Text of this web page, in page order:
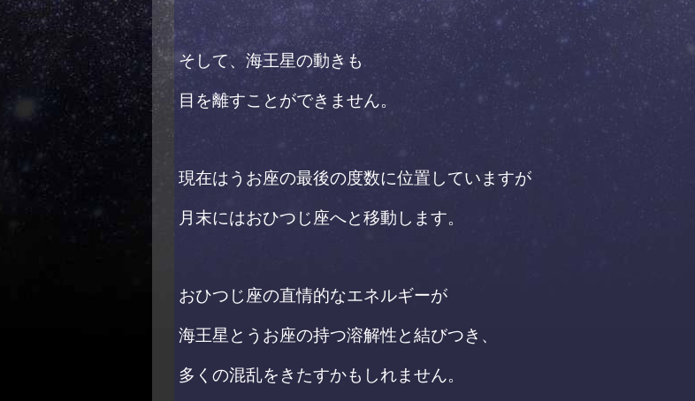
そして、海王星の動きも
目を離すことができません。
現在はうお座の最後の度数に位置していますが
月末にはおひつじ座へと移動します。
おひつじ座の直情的なエネルギーが
海王星とうお座の持つ溶解性と結びつき、
多くの混乱をきたすかもしれません。